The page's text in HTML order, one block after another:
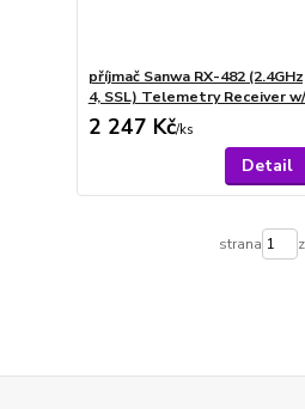
příjmač Sanwa RX-482
4, SSL) Telemetry Receiver
2 247 Kč/ks
Detail
strana